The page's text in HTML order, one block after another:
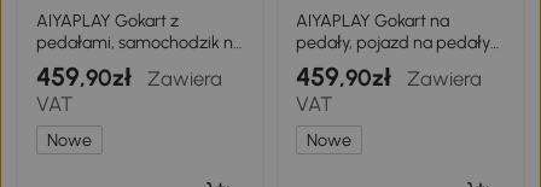
AIYAPLAY Gokart z
pedałami, samochodzik na
pedały dla dzieci z
hamulcem, antypoślizgowe
koła, metalowa rama, 3-6
lat, zielony
459,90zł
Zawiera
VAT
Nowe
AIYAPLAY Gokart na
pedały, pojazd na pedały
dla dzieci z hamulcem,
antypoślizgowe koła,
metalowa rama, 3-6 lat,
Różowy
459,90zł
Zawiera
VAT
Nowe